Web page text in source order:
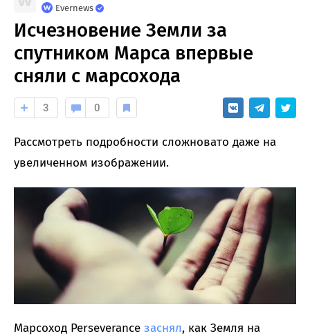
Evernews
Исчезновение Земли за
спутником Марса впервые
сняли с марсохода
3 0
Рассмотреть подробности сложновато даже на
увеличенном изображении.
Марсоход Perseverance заснял, как Земля на